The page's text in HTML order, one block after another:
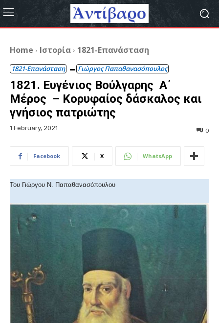
Home Ιστορία 1821-Επανάσταση
1821-Επανάσταση Γιώργος Παπαθανασόπουλος
1821. Ευγένιος Βούλγαρης Α΄
Μέρος – Κορυφαίος δάσκαλος και
γνήσιος πατριώτης
1 February, 2021 0
Facebook X WhatsApp
Του Γιώργου Ν. Παπαθανασόπουλου